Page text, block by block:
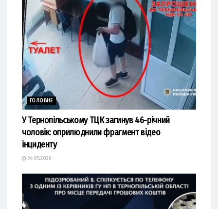
ГОЛОВНЕ
У Тернопільському ТЦК загинув 46-річний
чоловік: оприлюднили фрагмент відео
інциденту
24.05.2026